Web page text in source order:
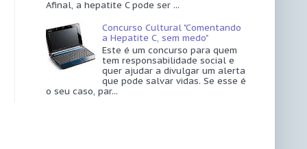
Afinal, a hepatite C pode ser ...
Concurso Cultural "Comentando
a Hepatite C, sem medo"
Este é um concurso para quem
tem responsabilidade social e
quer ajudar a divulgar um alerta
que pode salvar vidas. Se esse é
o seu caso, par...